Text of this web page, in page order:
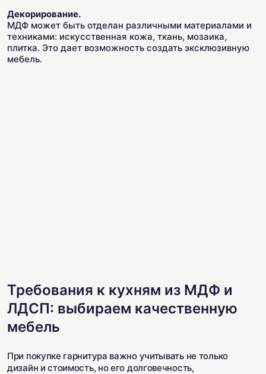
Декорирование.
МДФ может быть отделан различными материалами и
техниками: искусственная кожа, ткань, мозаика,
плитка. Это дает возможность создать эксклюзивную
мебель.
Требования к кухням из МДФ и
ЛДСП: выбираем качественную
мебель
При покупке гарнитура важно учитывать не только
дизайн и стоимость, но его долговечность,